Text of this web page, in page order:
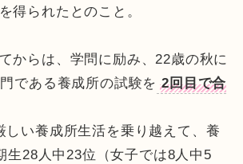
得られたとのこと。
からは、学問に励み、22歳の秋に
である養成所の試験を 2回目で合
しい養成所生活を乗り越えて、養
生28人中23位（女子では8人中5